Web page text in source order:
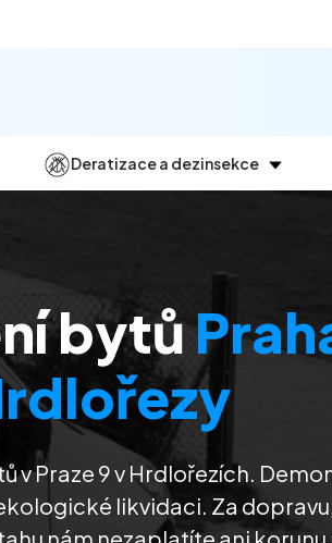
prostor
Deratizace a dezinsekce
Dezinsekce
bytů
v Praze 9 v Hrdlořezích.
likvidaci. Za